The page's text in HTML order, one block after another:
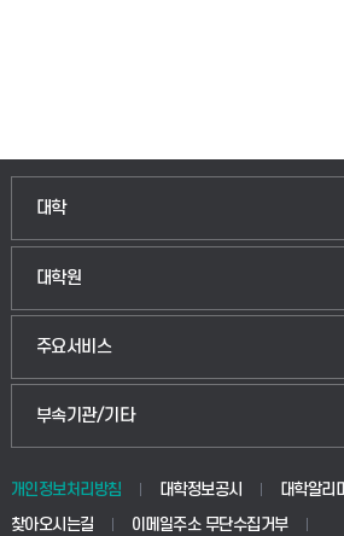
대학
대학원
주요서비스
부속기관/기타
개인정보처리방침 대학정보공시 대학알리미
찾아오시는길
이메일주소 무단수집거부